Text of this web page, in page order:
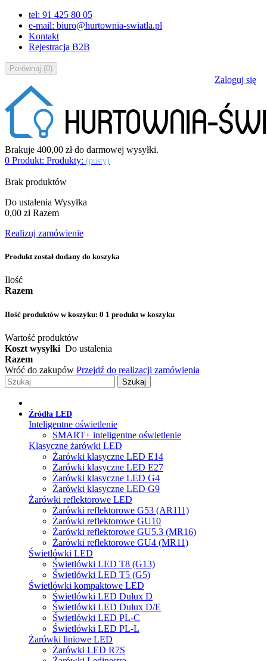
tel: 91 425 80 05
e-mail: biuro@hurtownia-swiatla.pl
Kontakt
Rejestracja B2B
Porównaj (0)
Zaloguj się
Brakuje 400,00 złdo darmowej wysyłki.
0 Produkt: Produkty: (pusty)
Brak produktów
Do ustalenia Wysyłka
0,00 zł Razem
Realizuj zamówienie
Produkt został dodany do koszyka
Ilość
Razem
Ilość produktów w koszyku: 0 1 produkt w koszyku
Wartość produktów
Koszt wysyłki Do ustalenia
Razem
Wróć do zakupów Przejdź do realizacji zamówienia
Szukaj
Źródła LED
Inteligentne oświetlenie
SMART+ inteligentne oświetlenie
Klasyczne żarówki LED
Żarówki klasyczne LED E14
Żarówki klasyczne LED E27
Żarówki klasyczne LED G4
Żarówki klasyczne LED G9
Żarówki reflektorowe LED
Żarówki reflektorowe G53 (AR111)
Żarówki reflektorowe GU10
Żarówki reflektorowe GU5.3 (MR16)
Żarówki reflektorowe GU4 (MR11)
Świetlówki LED
Świetlówki LED T8 (G13)
Świetlówki LED T5 (G5)
Świetlówki kompaktowe LED
Świetlówki LED Dulux D
Świetlówki LED Dulux D/E
Świetlówki LED PL-C
Świetlówki LED PL-L
Żarówki liniowe LED
Żarówki LED R7S